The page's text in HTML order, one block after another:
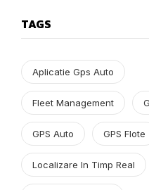
TAGS
Aplicatie Gps Auto
Fleet Management
GPS Auto GPS Flote
Localizare In Timp Real